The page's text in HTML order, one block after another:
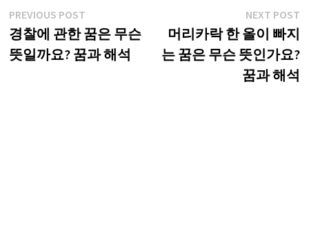
글
탐
색
PREVIOUS POSTPrevious
post:
경찰에 관한 꿈은 무슨
뜻일까요? 꿈과 해석
NEXT POST
머리카락 한 올이 빠지
는 꿈은 무슨 뜻인가요?
꿈과 해석